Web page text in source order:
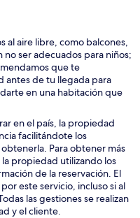
al aire libre, como balcones,
ser adecuados para niños;
que te
antes de tu llegada para
en una habitación que
en el país, la propiedad
facilitándote los
Para obtener más
propiedad utilizando los
de la reservación. El
este servicio, incluso si al
las gestiones se realizan
y el cliente.